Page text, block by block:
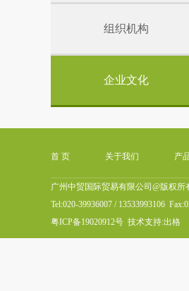
组织机构
企业文化
首 页 关于我们 产
广州中贸国际贸易有限公司@版权
Tel:020-39936007 / 13533993106
粤ICP备19020912号 技术支持:出格